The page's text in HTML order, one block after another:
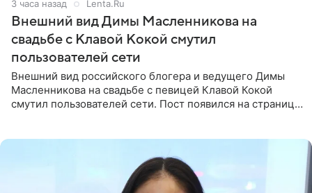
3 часа назад Lenta.Ru
Внешний вид Димы Масленникова на
свадьбе с Клавой Кокой смутил
пользователей сети
Внешний вид российского блогера и ведущего Димы
Масленникова на свадьбе с певицей Клавой Кокой
смутил пользователей сети. Пост появился на странице